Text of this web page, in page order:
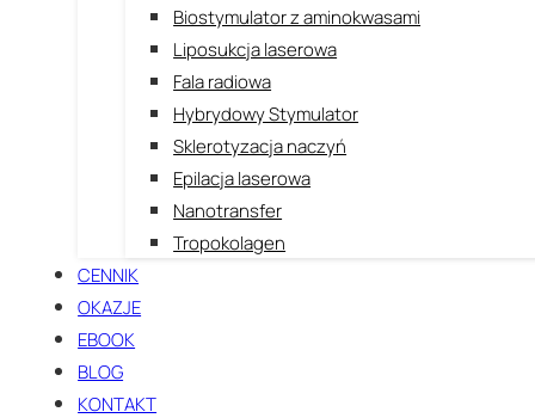
Biostymulator z aminokwasami
Liposukcja laserowa
Fala radiowa
Hybrydowy Stymulator
Sklerotyzacja naczyń
Epilacja laserowa
Nanotransfer
Tropokolagen
CENNIK
OKAZJE
EBOOK
BLOG
KONTAKT